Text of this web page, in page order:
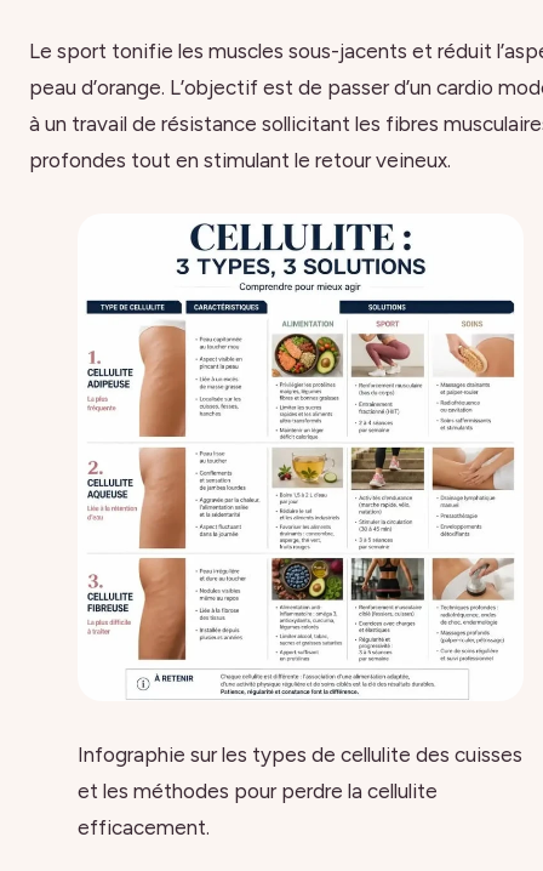
Le sport tonifie les muscles sous-jacents et réduit
peau d’orange. L’objectif est de passer d’un cardio
à un travail de résistance sollicitant les fibres
profondes tout en stimulant le retour veineux.
Infographie sur les types de cellulite des cuisses
et les méthodes pour perdre la cellulite
efficacement.